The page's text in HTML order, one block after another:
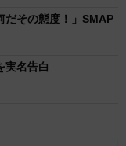
だその態度！」SMAP
実名告白